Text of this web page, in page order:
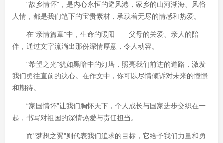
"故乡情怀"，是内心永恒的避风港，家乡的山河湖海、风俗
人情，都是我们笔下的宝贵素材，承载着无尽的情感和热爱。
在"亲情篇章"中，生命的暖阳——父母的关爱、亲人的陪
伴，通过文字流淌出那份深情厚意，令人动容。
"希望之光"犹如黑暗中的灯塔，照亮我们前进的道路，激发
我们勇往直前的决心。在作文中，你可以尽情倾诉对未来的憧憬
和期待。
“家国情怀”让我们胸怀天下，个人成长与国家进步交织在一
起，书写对祖国的深情热爱与责任担当。
而"梦想之翼"则代表我们追求的目标，它给予我们力量和勇